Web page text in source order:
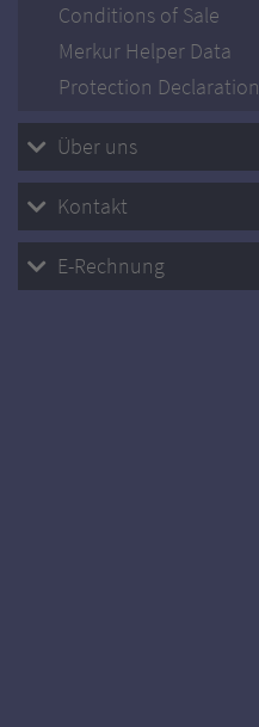
Conditions of Sale
Merkur Helper Data
Protection Declaration
Über uns
Kontakt
E-Rechnung